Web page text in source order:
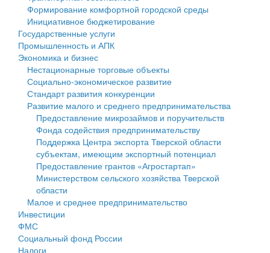
Государственные услуги
Промышленность и АПК
Экономика и бизнес
Символика
Устав
Гостям округа
Туризм
Культура
Образование
Здравоохранение
Социальная защита
Фотоальбом
муниципального округа Тверской области
Администрация Кашинского муниципального округа
Тверской области
Управление сельскими территориями
Открытые данные
Работа с обращениями граждан
Муниципальный контроль
Муниципальные услуги
Проекты административных регламентов
Антимонопольный комплаенс
Финансовое управление
Бюджет для граждан
Имущество
Выявление правообладателей ранее учтенных
объектов недвижимости
Имущественная поддержка субъектов малого и
среднего предпринимательства
Информационная поддержка субъектов малого и
среднего предпринимательства
Муниципальные программы
Формирование комфортной городской среды
Инициативное бюджетирование
Государственные услуги
Промышленность и АПК
Экономика и бизнес
Нестационарные торговые объекты
Социально-экономическое развитие
Стандарт развития конкуренции
Развитие малого и среднего предпринимательства
Предоставление микрозаймов и поручительств
Фонда содействия предпринимательству
Поддержка Центра экспорта Тверской области
субъектам, имеющим экспортный потенциал
Предоставление грантов «Агростартап»
Министерством сельского хозяйства Тверской
области
Малое и среднее предпринимательство
Инвестиции
ФМС
Социальный фонд России
Налоги